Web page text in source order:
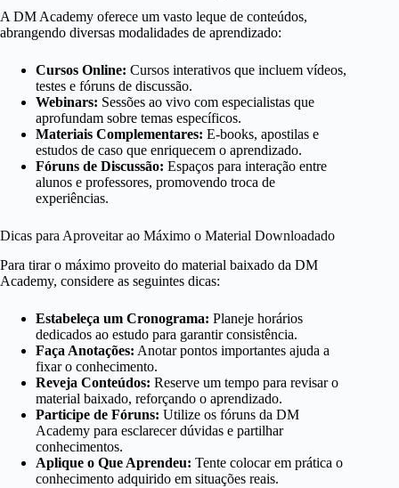
A DM Academy oferece um vasto leque de conteúdos,
abrangendo diversas modalidades de aprendizado:
Cursos Online: Cursos interativos que incluem vídeos,
testes e fóruns de discussão.
Webinars: Sessões ao vivo com especialistas que
aprofundam sobre temas específicos.
Materiais Complementares: E-books, apostilas e
estudos de caso que enriquecem o aprendizado.
Fóruns de Discussão: Espaços para interação entre
alunos e professores, promovendo troca de
experiências.
Dicas para Aproveitar ao Máximo o Material Downloadado
Para tirar o máximo proveito do material baixado da DM
Academy, considere as seguintes dicas:
Estabeleça um Cronograma: Planeje horários
dedicados ao estudo para garantir consistência.
Faça Anotações: Anotar pontos importantes ajuda a
fixar o conhecimento.
Reveja Conteúdos: Reserve um tempo para revisar o
material baixado, reforçando o aprendizado.
Participe de Fóruns: Utilize os fóruns da DM
Academy para esclarecer dúvidas e partilhar
conhecimentos.
Aplique o Que Aprendeu: Tente colocar em prática o
conhecimento adquirido em situações reais.